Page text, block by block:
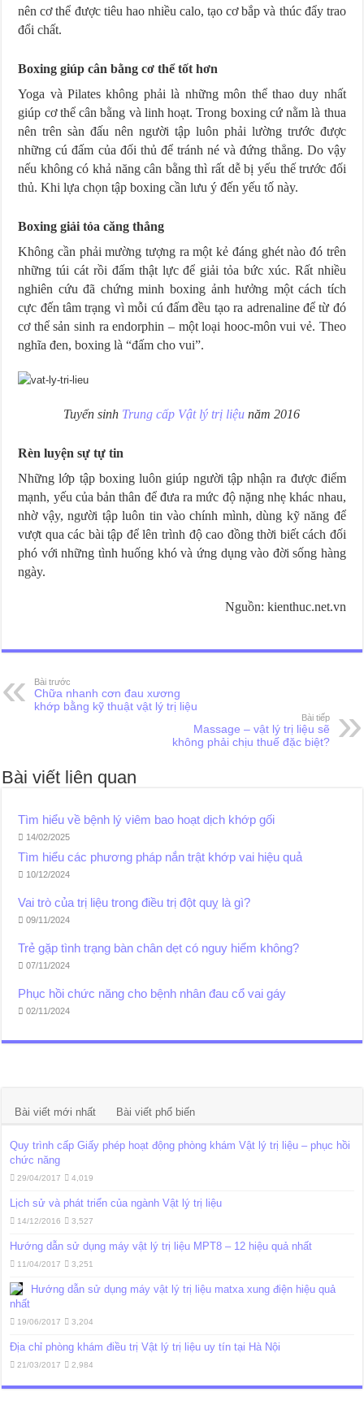
nên cơ thể được tiêu hao nhiều calo, tạo cơ bắp và thúc đẩy trao
đổi chất.
Boxing giúp cân bằng cơ thể tốt hơn
Yoga và Pilates không phải là những môn thể thao duy nhất
giúp cơ thể cân bằng và linh hoạt. Trong boxing cứ nằm là thua
nên trên sàn đấu nên người tập luôn phải lường trước được
những cú đấm của đối thủ để tránh né và đứng thẳng. Do vậy
nếu không có khả năng cân bằng thì rất dễ bị yếu thế trước đối
thủ. Khi lựa chọn tập boxing cần lưu ý đến yếu tố này.
Boxing giải tỏa căng thẳng
Không cần phải mường tượng ra một kẻ đáng ghét nào đó trên
những túi cát rồi đấm thật lực để giải tỏa bức xúc. Rất nhiều
nghiên cứu đã chứng minh boxing ảnh hưởng một cách tích
cực đến tâm trạng vì mỗi cú đấm đều tạo ra adrenaline để từ đó
cơ thể sản sinh ra endorphin – một loại hooc-môn vui vẻ. Theo
nghĩa đen, boxing là “đấm cho vui”.
Tuyển sinh Trung cấp Vật lý trị liệu năm 2016
Rèn luyện sự tự tin
Những lớp tập boxing luôn giúp người tập nhận ra được điểm
mạnh, yếu của bản thân để đưa ra mức độ nặng nhẹ khác nhau,
nhờ vậy, người tập luôn tin vào chính mình, dùng kỹ năng để
vượt qua các bài tập để lên trình độ cao đồng thời biết cách đối
phó với những tình huống khó và ứng dụng vào đời sống hàng
ngày.
Nguồn: kienthuc.net.vn
Bài trước
Chữa nhanh cơn đau xương
khớp bằng kỹ thuật vật lý trị liệu
Bài tiếp
Massage – vật lý trị liệu sẽ
không phải chịu thuế đặc biệt?
Bài viết liên quan
Tìm hiểu về bệnh lý viêm bao hoạt dịch khớp gối
14/02/2025
Tìm hiểu các phương pháp nắn trật khớp vai hiệu quả
10/12/2024
Vai trò của trị liệu trong điều trị đột quỵ là gì?
09/11/2024
Trẻ gặp tình trạng bàn chân dẹt có nguy hiểm không?
07/11/2024
Phục hồi chức năng cho bệnh nhân đau cổ vai gáy
02/11/2024
Bài viết mới nhất Bài viết phổ biến
Quy trình cấp Giấy phép hoạt động phòng khám Vật lý trị liệu – phục hồi
chức năng
29/04/2017 4,019
Lịch sử và phát triển của ngành Vật lý trị liệu
14/12/2016 3,527
Hướng dẫn sử dụng máy vật lý trị liệu MPT8 – 12 hiệu quả nhất
11/04/2017 3,251
Hướng dẫn sử dụng máy vật lý trị liệu matxa xung điện hiệu quả
nhất
19/06/2017 3,204
Địa chỉ phòng khám điều trị Vật lý trị liệu uy tín tại Hà Nội
21/03/2017 2,984